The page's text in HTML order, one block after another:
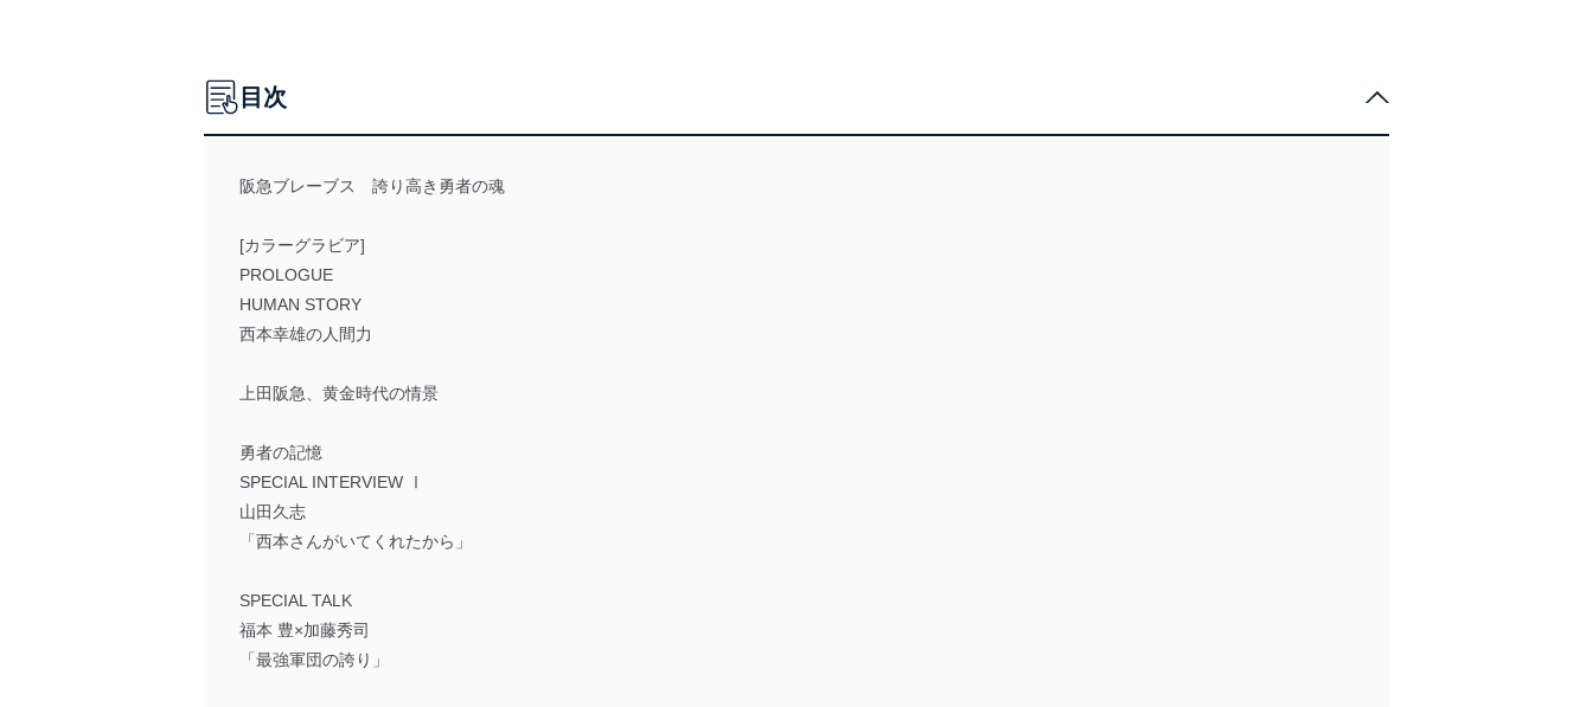
目次
阪急ブレーブス 誇り高き勇者の魂
[カラーグラビア]
PROLOGUE
HUMAN STORY
西本幸雄の人間力
上田阪急、黄金時代の情景
勇者の記憶
SPECIAL INTERVIEW Ⅰ
山田久志
「西本さんがいてくれたから」
SPECIAL TALK
福本 豊×加藤秀司
「最強軍団の誇り」